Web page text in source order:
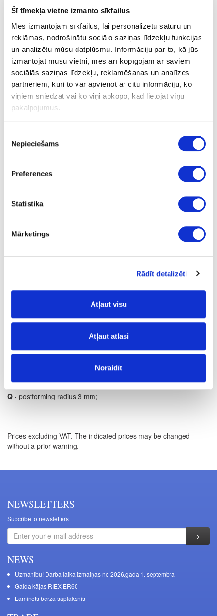
Šī tīmekļa vietne izmanto sīkfailus
Mēs izmantojam sīkfailus, lai personalizētu saturu un
reklāmas, nodrošinātu sociālo saziņas līdzekļu funkcijas
un analizētu mūsu datplūsmu. Informāciju par to, kā jūs
izmantojat mūsu vietni, mēs arī kopīgojam ar saviem
sociālās saziņas līdzekļu, reklamēšanas un analīzes
partneriem, kuri to var apvienot ar citu informāciju, ko
viņiem sniedzat vai ko viņi apkopo, kad lietojat viņu
pakalpojumus.
izvēle
Nepieciešams
Preferences
Statistika
Mārketings
Rādīt detalizēti
Atļaut visu
Atļaut atlasi
Noraidīt
Ask question
Share product link
Print
upon order 06-R48036-VV-38-60
38
28.58
Surface structure:
Postforming profile:
Q - postforming radius 3 mm;
Prices excluding VAT. The indicated prices may be changed
without a prior warning.
NEWSLETTERS
Subcribe to newsletters
NEWS
Uzmanību! Darba laika izmaiņas no 2026.gada 1. septembra
Galda kājas RIEX ER60
Laminēts bērza saplāksnis